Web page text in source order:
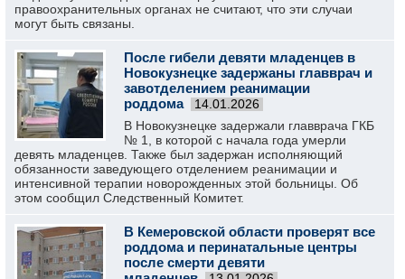
правоохранительных органах не считают, что эти случаи
могут быть связаны.
После гибели девяти младенцев в
Новокузнецке задержаны главврач и
завотделением реанимации
роддома
14.01.2026
В Новокузнецке задержали главврача ГКБ
№ 1, в которой с начала года умерли
девять младенцев. Также был задержан исполняющий
обязанности заведующего отделением реанимации и
интенсивной терапии новорожденных этой больницы. Об
этом сообщил Следственный Комитет.
В Кемеровской области проверят все
роддома и перинатальные центры
после смерти девяти